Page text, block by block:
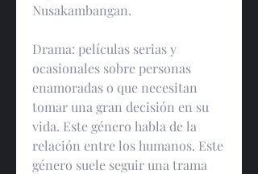
Nusakambangan.
Drama: películas serias y
ocasionales sobre personas
enamoradas o que necesitan
tomar una gran decisión en su
vida. Este género habla de la
relación entre los humanos. Este
género suele seguir una trama